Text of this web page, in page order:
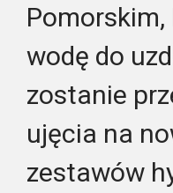
Pomorskim,
wodę do
zostanie
ujęcia na
zestawów